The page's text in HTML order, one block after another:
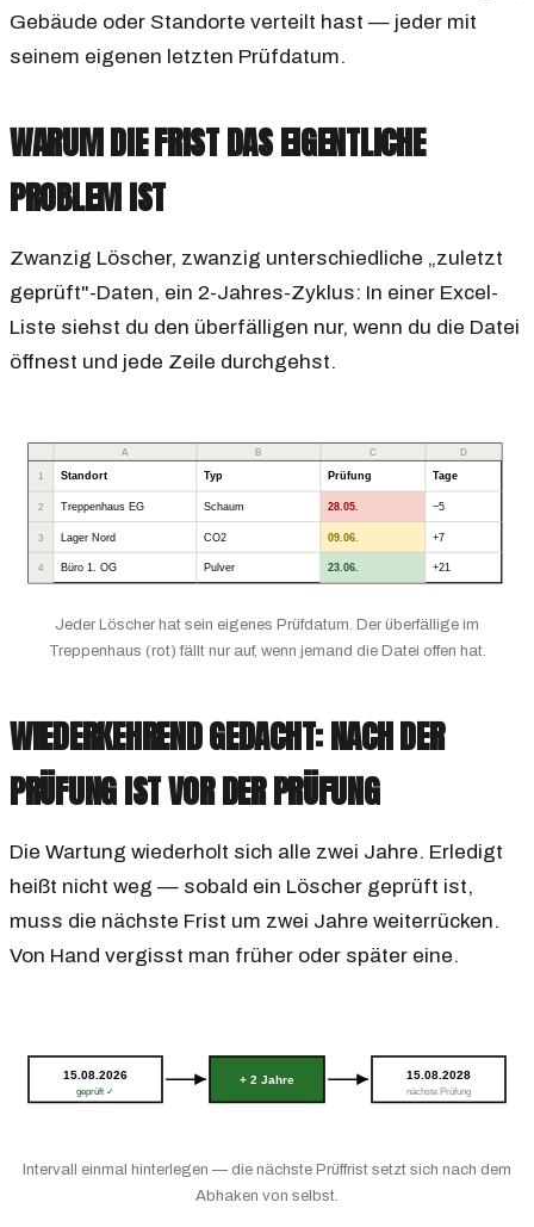
Gebäude oder Standorte verteilt hast — jeder mit
seinem eigenen letzten Prüfdatum.
WARUM DIE FRIST DAS EIGENTLICHE
PROBLEM IST
Zwanzig Löscher, zwanzig unterschiedliche „zuletzt
geprüft"-Daten, ein 2-Jahres-Zyklus: In einer Excel-
Liste siehst du den überfälligen nur, wenn du die Datei
öffnest und jede Zeile durchgehst.
A B C D
1
2
3
4
Standort Typ Prüfung Tage
Treppenhaus EG Schaum
Lager Nord CO2
Büro 1. OG Pulver
−5
+7
+21
28.05.
09.06.
23.06.
Jeder Löscher hat sein eigenes Prüfdatum. Der überfällige im
Treppenhaus (rot) fällt nur auf, wenn jemand die Datei offen hat.
WIEDERKEHREND GEDACHT: NACH DER
PRÜFUNG IST VOR DER PRÜFUNG
Die Wartung wiederholt sich alle zwei Jahre. Erledigt
heißt nicht weg — sobald ein Löscher geprüft ist,
muss die nächste Frist um zwei Jahre weiterrücken.
Von Hand vergisst man früher oder später eine.
15.08.2026
geprüft ✓
+ 2 Jahre 15.08.2028
nächste Prüfung
Intervall einmal hinterlegen — die nächste Prüffrist setzt sich nach dem
Abhaken von selbst.